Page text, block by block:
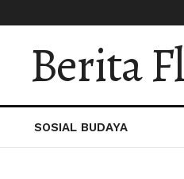
Berita
SOSIAL BUDAYA